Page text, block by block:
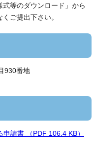
等のダウンロード」から
ご提出下さい。
930番地
請書 （PDF 106.4 KB）